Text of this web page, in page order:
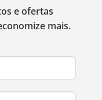
e ofertas
mais.